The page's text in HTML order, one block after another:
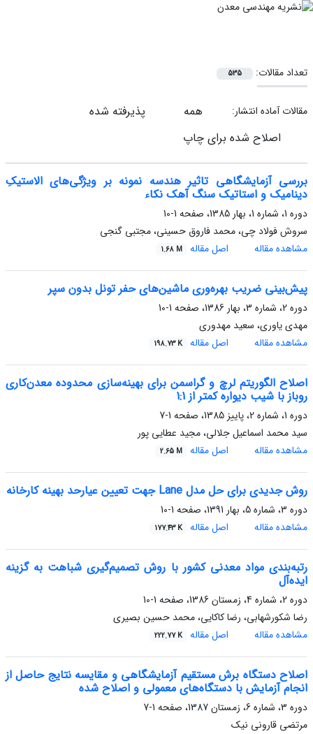
تعداد مقالات: 535
مقالات آماده انتشار: همه
پذیرفته شده
اصلاح شده برای چاپ
بررسی آزمایشگاهی تاثیر هندسه نمونه بر ویژگی‌های الاستیکِ
دینامیک و استاتیک سنگ آهک نکاء
دوره 1، شماره 1، بهار 1385، صفحه
1-10
سروش فولاد چی، محمد فاروق حسینی، مجتبی گنجی
مشاهده مقاله
اصل مقاله 1.68 M
پیش‌بینی ضریب بهره‌وری ماشین‌های حفر تونل بدون سپر
دوره 2، شماره 3، بهار 1386، صفحه
1-10
مهدی یاوری، سعید مهدوری
مشاهده مقاله
اصل مقاله 198.73 K
اصلاح الگوریتم لرچ و گراسمن برای بهینه‌سازی محدوده معدن‌کاری
روباز با شیب دیواره کمتر از 1:1
دوره 1، شماره 2، پاییز 1385، صفحه
1-7
سید محمد اسماعیل جلالی، مجید عطایی پور
مشاهده مقاله
اصل مقاله 2.65 M
روش جدیدی برای حل مدل Lane جهت تعیین عیارحد بهینه کارخانه
دوره 3، شماره 5، بهار 1391، صفحه
1-10
مشاهده مقاله
اصل مقاله 177.43 K
رتبه‌بندی مواد معدنی کشور با روش تصمیم‌گیری شباهت به گزینه‌
ایده‌آل
دوره 2، شماره 4، زمستان 1386، صفحه
1-10
رضا شکورشهابی، رضا کاکایی، محمد حسین بصیری
مشاهده مقاله
اصل مقاله 222.77 K
اصلاح دستگاه برش مستقیم آزمایشگاهی و مقایسه نتایج حاصل از
انجام آزمایش با دستگاه‌های معمولی و اصلاح شده
دوره 3، شماره 6، زمستان 1387، صفحه
1-7
مرتضی قارونی نیک